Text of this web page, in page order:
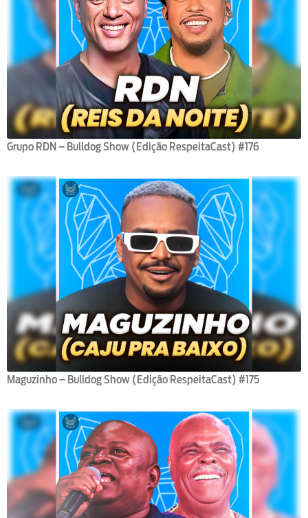
Grupo RDN – Bulldog Show (Edição RespeitaCast) #176
Maguzinho – Bulldog Show (Edição RespeitaCast) #175